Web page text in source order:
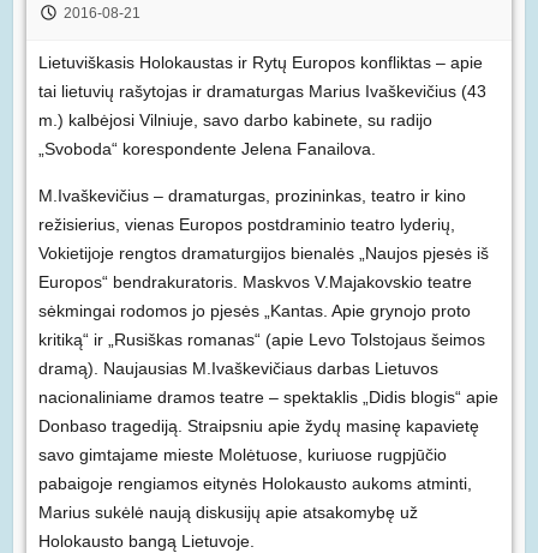
2016-08-21
Lietuviškasis Holokaustas ir Rytų Europos konfliktas – apie
tai lietuvių rašytojas ir dramaturgas Marius Ivaškevičius (43
m.) kalbėjosi Vilniuje, savo darbo kabinete, su radijo
„Svoboda“ korespondente Jelena Fanailova.
M.Ivaškevičius – dramaturgas, prozininkas, teatro ir kino
režisierius, vienas Europos postdraminio teatro lyderių,
Vokietijoje rengtos dramaturgijos bienalės „Naujos pjesės iš
Europos“ bendrakuratoris. Maskvos V.Majakovskio teatre
sėkmingai rodomos jo pjesės „Kantas. Apie grynojo proto
kritiką“ ir „Rusiškas romanas“ (apie Levo Tolstojaus šeimos
dramą). Naujausias M.Ivaškevičiaus darbas Lietuvos
nacionaliniame dramos teatre – spektaklis „Didis blogis“ apie
Donbaso tragediją. Straipsniu apie žydų masinę kapavietę
savo gimtajame mieste Molėtuose, kuriuose rugpjūčio
pabaigoje rengiamos eitynės Holokausto aukoms atminti,
Marius sukėlė naują diskusijų apie atsakomybę už
Holokausto bangą Lietuvoje.